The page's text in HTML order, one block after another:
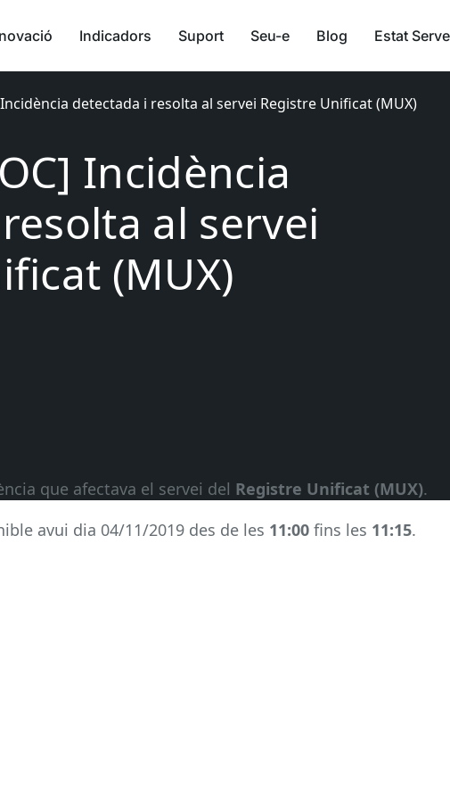
Indicadors Suport Seu-e Blog Estat
detectada i resolta al servei Registre Unificat (MUX)
Incidència
al servei
(MUX)
que afectava el servei del Registre Unificat (MUX).
avui dia 04/11/2019 des de les 11:00 fins les 11:15.